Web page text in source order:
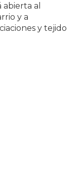
abierta al
y a
y tejido